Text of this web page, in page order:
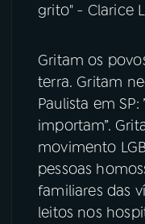
grito" - Clarice
Gritam os
terra. Gritam
Paulista em SP:
importam”.
movimento
pessoas
familiares das
leitos nos